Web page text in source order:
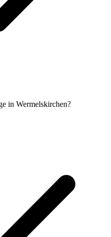
in Wermelskirchen?